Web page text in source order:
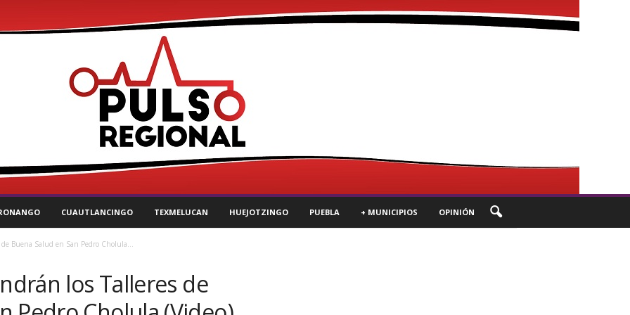
CUAUTLANCINGO TEXMELUCAN HUEJOTZINGO PUEBLA + MUNICIPIOS OPINIÓN
Buena Salud en San Pedro Cholula...
los Talleres de